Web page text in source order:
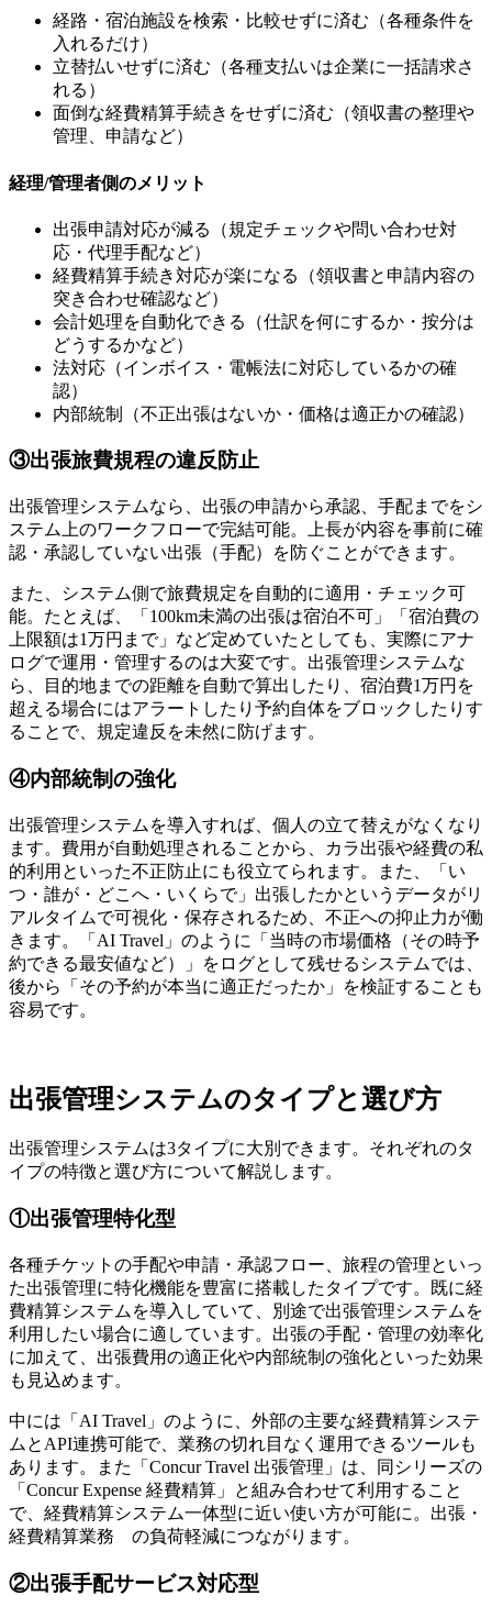
経路・宿泊施設を検索・比較せずに済む（各種条件を
入れるだけ）
立替払いせずに済む（各種支払いは企業に一括請求さ
れる）
面倒な経費精算手続きをせずに済む（領収書の整理や
管理、申請など）
経理/管理者側のメリット
出張申請対応が減る（規定チェックや問い合わせ対
応・代理手配など）
経費精算手続き対応が楽になる（領収書と申請内容の
突き合わせ確認など）
会計処理を自動化できる（仕訳を何にするか・按分は
どうするかなど）
法対応（インボイス・電帳法に対応しているかの確
認）
内部統制（不正出張はないか・価格は適正かの確認）
③出張旅費規程の違反防止
出張管理システムなら、出張の申請から承認、手配までをシ
ステム上のワークフローで完結可能。上長が内容を事前に確
認・承認していない出張（手配）を防ぐことができます。
また、システム側で旅費規定を自動的に適用・チェック可
能。たとえば、「100km未満の出張は宿泊不可」「宿泊費の
上限額は1万円まで」など定めていたとしても、実際にアナ
ログで運用・管理するのは大変です。出張管理システムな
ら、目的地までの距離を自動で算出したり、宿泊費1万円を
超える場合にはアラートしたり予約自体をブロックしたりす
ることで、規定違反を未然に防げます。
④内部統制の強化
出張管理システムを導入すれば、個人の立て替えがなくなり
ます。費用が自動処理されることから、カラ出張や経費の私
的利用といった不正防止にも役立てられます。また、「い
つ・誰が・どこへ・いくらで」出張したかというデータがリ
アルタイムで可視化・保存されるため、不正への抑止力が働
きます。「AI Travel」のように「当時の市場価格（その時予
約できる最安値など）」をログとして残せるシステムでは、
後から「その予約が本当に適正だったか」を検証することも
容易です。
出張管理システムのタイプと選び方
出張管理システムは3タイプに大別できます。それぞれのタ
イプの特徴と選び方について解説します。
①出張管理特化型
各種チケットの手配や申請・承認フロー、旅程の管理といっ
た出張管理に特化機能を豊富に搭載したタイプです。既に経
費精算システムを導入していて、別途で出張管理システムを
利用したい場合に適しています。出張の手配・管理の効率化
に加えて、出張費用の適正化や内部統制の強化といった効果
も見込めます。
中には「AI Travel」のように、外部の主要な経費精算システ
ムとAPI連携可能で、業務の切れ目なく運用できるツールも
あります。また「Concur Travel 出張管理」は、同シリーズの
「Concur Expense 経費精算」と組み合わせて利用すること
で、経費精算システム一体型に近い使い方が可能に。出張・
経費精算業務 の負荷軽減につながります。
②出張手配サービス対応型